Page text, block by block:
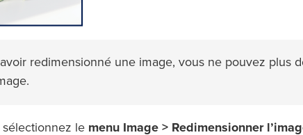
redimensionné une image, vous ne pouvez plus
sélectionnez le menu Image > Redimensionner